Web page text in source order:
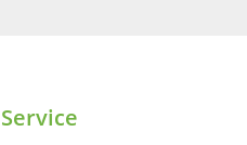
Service